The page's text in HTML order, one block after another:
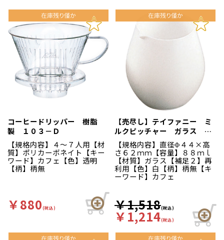
コーヒードリッパー 樹脂
製 １０３－Ｄ
【規格内容】４～７人用【材
質】ポリカーボネイト【キー
ワード】カフェ【色】透明
【柄】柄無
￥880(税込)
【売尽し】テイファニー ミ
ルクピッチャー ガラス
丸 中
【規格内容】直径Φ４４×高
さ６２ｍｍ【容量】８８ｍｌ
【材質】ガラス【補足２】再
利用【色】白【柄】柄無【キ
ーワード】カフェ
￥1,518(税込)
￥1,214(税込)